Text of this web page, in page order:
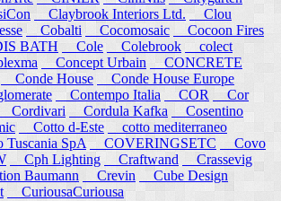
Claybrook Interiors Ltd.
Clou
Cobalti Cocomosaic
Cocoon Fires
BATH
Cole Colebrook
colect
Concept Urbain
CONCRETE
Conde House
Conde House Europe
Contempo Italia COR
Cor
Cordivari Cordula Kafka
Cosentino
Cotto d-Este
cotto mediterraneo
SpA
COVERINGSETC
Covo
Cph Lighting Craftwand
Crassevig
Baumann
Crevin
Cube Design
CuriousaCuriousa